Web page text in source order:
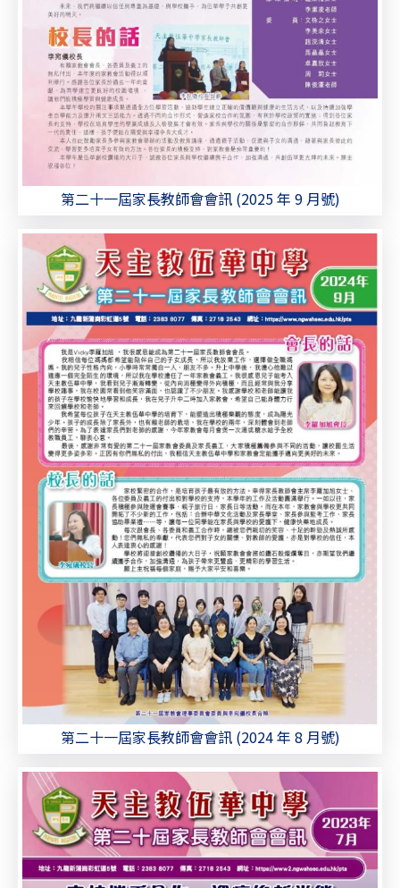
第二十一屆家長教師會會訊 (2025 年 9 月號)
第二十一屆家長教師會會訊 (2024 年 8 月號)